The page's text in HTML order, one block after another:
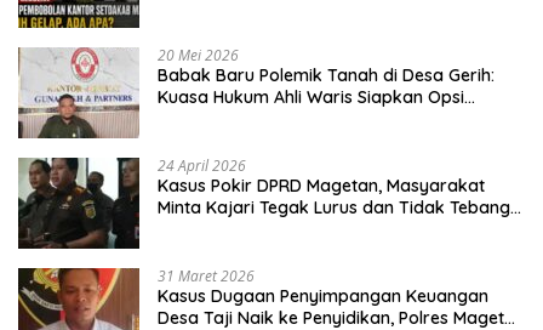
20 Mei 2026
Babak Baru Polemik Tanah di Desa Gerih:
Kuasa Hukum Ahli Waris Siapkan Opsi
24 April 2026
Kasus Pokir DPRD Magetan, Masyarakat
Minta Kajari Tegak Lurus dan Tidak Tebang
31 Maret 2026
Kasus Dugaan Penyimpangan Keuangan
Desa Taji Naik ke Penyidikan, Polres Magetan